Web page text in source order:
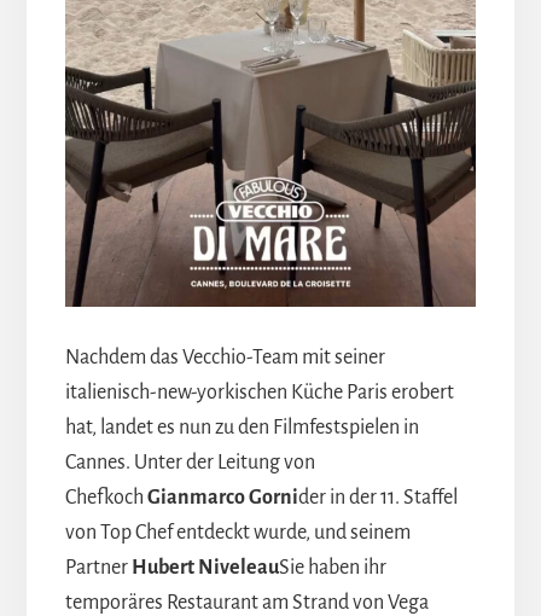
Nachdem das Vecchio-Team mit seiner
italienisch-new-yorkischen Küche Paris erobert
hat, landet es nun zu den Filmfestspielen in
Cannes. Unter der Leitung von
Chefkoch Gianmarco Gornider in der 11. Staffel
von Top Chef entdeckt wurde, und seinem
Partner Hubert NiveleauSie haben ihr
temporäres Restaurant am Strand von Vega